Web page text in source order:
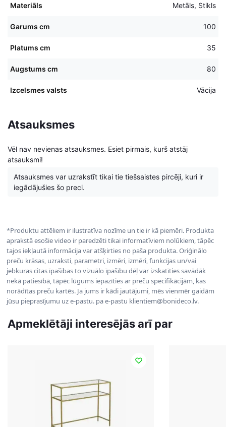
Materiāls Metāls, Stikls
Garums cm 100
Platums cm 35
Augstums cm 80
Izcelsmes valsts Vācija
Atsauksmes
Vēl nav nevienas atsauksmes. Esiet pirmais, kurš atstāj
atsauksmi!
Atsauksmes var uzrakstīt tikai tie tiešsaistes pircēji, kuri ir
iegādājušies šo preci.
*Produktu attēliem ir ilustratīva nozīme un tie ir kā piemēri. Produkta
aprakstā esošie video ir paredzēti tikai informatīviem nolūkiem, tāpēc
tajos iekļautā informācija var atšķirties no paša produkta. Oriģinālo
preču krāsas, uzraksti, parametri, izmēri, izmēri, funkcijas un/vai
jebkuras citas īpašības to vizuālo īpašību dēļ var izskatīties savādāk
nekā patiesībā, tāpēc lūgums iepazīties ar preču specifikācijām, kas
norādītas preču kartēs. Ja jums ir kādi jautājumi, mēs vienmēr gaidām
jūsu pieprasījumu uz e-pastu. pa e-pastu klientiem@bonideco.lv.
Apmeklētāji interesējās arī par